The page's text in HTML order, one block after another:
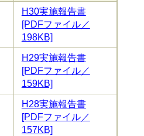
H30実施報告書
[PDFファイル／
198KB]
H29実施報告書
[PDFファイル／
159KB]
H28実施報告書
[PDFファイル／
157KB]